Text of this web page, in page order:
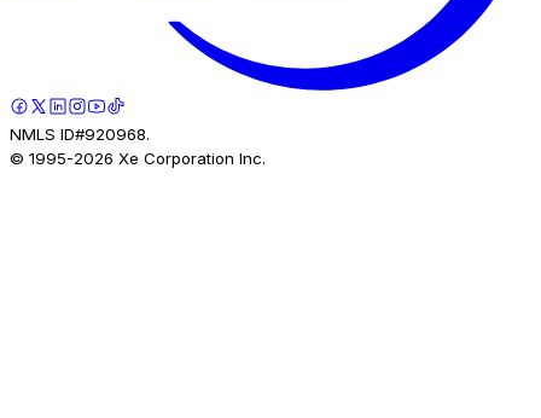
NMLS ID#920968.
© 1995-2026 Xe Corporation Inc.